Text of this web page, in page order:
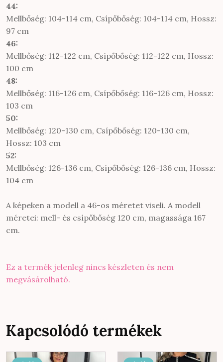
44:
Mellbőség: 104-114 cm, Csípőbőség: 104-114 cm, Hossz:
97 cm
46:
Mellbőség: 112-122 cm, Csípőbőség: 112-122 cm, Hossz:
100 cm
48:
Mellbőség: 116-126 cm, Csípőbőség: 116-126 cm, Hossz:
103 cm
50:
Mellbőség: 120-130 cm, Csípőbőség: 120-130 cm,
Hossz: 103 cm
52:
Mellbőség: 126-136 cm, Csípőbőség: 126-136 cm, Hossz:
104 cm
A képeken a modell a 46-os méretet viseli. A modell
méretei: mell- és csípőbőség 120 cm, magassága 167
cm.
Ez a termék jelenleg nincs készleten és nem
megvásárolható.
Kapcsolódó termékek
Ennek